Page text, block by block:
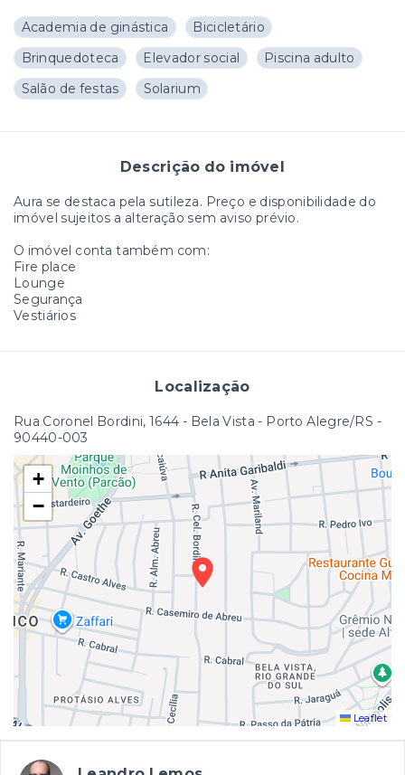
Academia de ginástica
Bicicletário
Brinquedoteca
Elevador social
Piscina adulto
Salão de festas
Solarium
Descrição do imóvel
Aura se destaca pela sutileza. Preço e disponibilidade do
imóvel sujeitos a alteração sem aviso prévio.
O imóvel conta também com:
Fire place
Lounge
Segurança
Vestiários
Localização
Rua Coronel Bordini, 1644 - Bela Vista - Porto Alegre/RS -
90440-003
+
−
Leaflet